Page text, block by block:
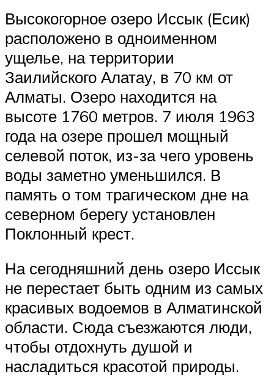
Высокогорное озеро Иссык (Есик)
расположено в одноименном
ущелье, на территории
Заилийского Алатау, в 70 км от
Алматы. Озеро находится на
высоте 1760 метров. 7 июля 1963
года на озере прошел мощный
селевой поток, из-за чего уровень
воды заметно уменьшился. В
память о том трагическом дне на
северном берегу установлен
Поклонный крест.
На сегодняшний день озеро Иссык
не перестает быть одним из самых
красивых водоемов в Алматинской
области. Сюда съезжаются люди,
чтобы отдохнуть душой и
насладиться красотой природы.